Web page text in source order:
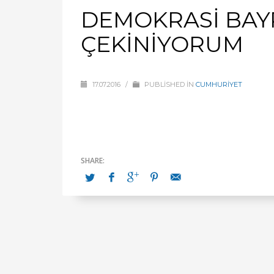
DEMOKRASİ
ÇEKİNİYORUM
17.07.2016 / PUBLISHED IN CUMHURİYET